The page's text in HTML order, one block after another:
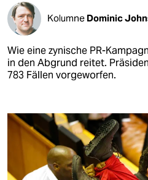
Kolumne Dominic
Wie eine zynische PR-
in den Abgrund reitet.
783 Fällen vorgeworfen.